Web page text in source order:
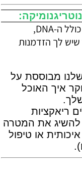
הידעת ש-98% מהמולקולות בגוף שלך, כולל ה-DNA,
לך הזדמנות
מבוססת על
איך האוכל
ריאקציות
להשיג את המטרה
או טיפול